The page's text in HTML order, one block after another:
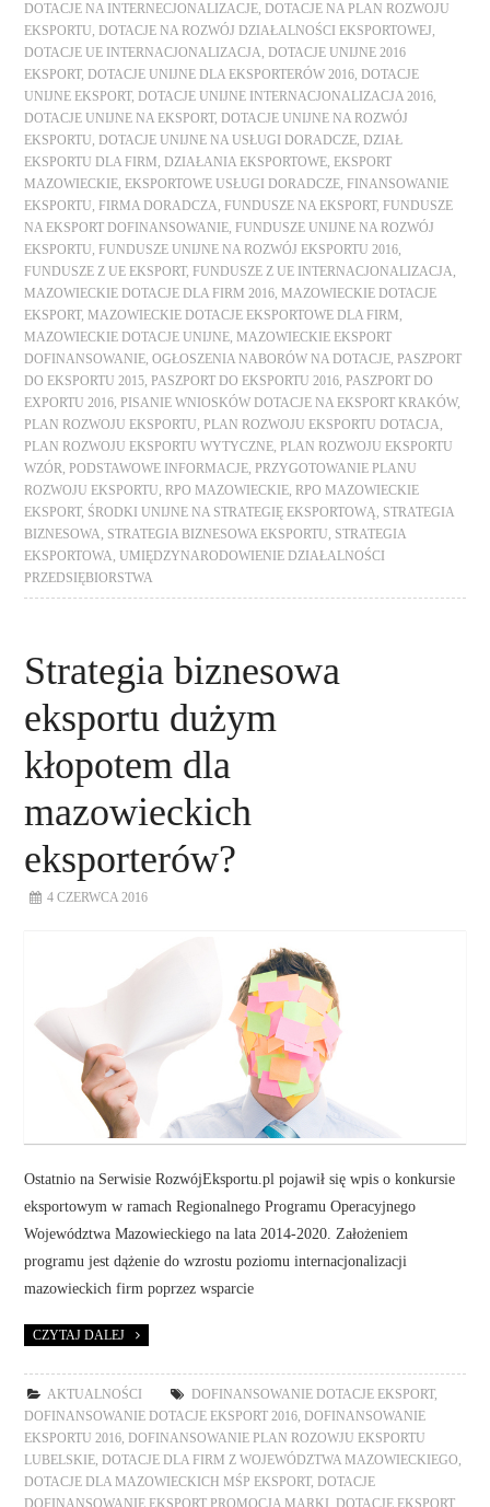
DOTACJE NA INTERNECJONALIZACJE ,DOTACJE NA PLAN ROZWOJU
EKSPORTU ,DOTACJE NA ROZWÓJ DZIAŁALNOŚCI EKSPORTOWEJ
DOTACJE UE INTERNACJONALIZACJA ,DOTACJE UNIJNE 2016
EKSPORT,DOTACJE UNIJNE DLA EKSPORTERÓW 2016 ,DOTACJE
UNIJNE EKSPORT,DOTACJE UNIJNE INTERNACJONALIZACJA 2016
DOTACJE UNIJNE NA EKSPORT,DOTACJE UNIJNE NA ROZWÓJ
EKSPORTU ,DOTACJE UNIJNE NA USŁUGI DORADCZE ,DZIAŁ
EKSPORTU DLA FIRM ,DZIAŁANIA EKSPORTOWE ,EKSPORT
MAZOWIECKIE ,EKSPORTOWE USŁUGI DORADCZE ,FINANSOWANIE
EKSPORTU ,FIRMA DORADCZA ,FUNDUSZE NA EKSPORT,FUNDUSZE
NA EKSPORT DOFINANSOWANIE ,FUNDUSZE UNIJNE NA ROZWÓJ
EKSPORTU ,FUNDUSZE UNIJNE NA ROZWÓJ EKSPORTU 2016
FUNDUSZE Z UE EKSPORT,FUNDUSZE Z UE INTERNACJONALIZACJA
MAZOWIECKIE DOTACJE DLA FIRM 2016 ,MAZOWIECKIE DOTACJE
EKSPORT,MAZOWIECKIE DOTACJE EKSPORTOWE DLA FIRM
MAZOWIECKIE DOTACJE UNIJNE ,MAZOWIECKIE EKSPORT
DOFINANSOWANIE ,OGŁOSZENIA NABORÓW NA DOTACJE ,PASZPORT
DO EKSPORTU 2015 ,PASZPORT DO EKSPORTU 2016 ,PASZPORT DO
EXPORTU 2016 ,PISANIE WNIOSKÓW DOTACJE NA EKSPORT KRAKÓW,
PLAN ROZWOJU EKSPORTU ,PLAN ROZWOJU EKSPORTU DOTACJA
PLAN ROZWOJU EKSPORTU WYTYCZNE ,PLAN ROZWOJU EKSPORTU
WZÓR ,PODSTAWOWE INFORMACJE ,PRZYGOTOWANIE PLANU
ROZWOJU EKSPORTU ,RPO MAZOWIECKIE ,RPO MAZOWIECKIE
EKSPORT, ŚRODKI UNIJNE NA STRATEGIĘ EKSPORTOWĄ
STRATEGIA
BIZNESOWA
STRATEGIA BIZNESOWA EKSPORTU
STRATEGIA
EKSPORTOWA ,UMIĘDZYNARODOWIENIE DZIAŁALNOŚCI
PRZEDSIĘBIORSTWA
Strategia biznesowa
eksportu dużym
kłopotem dla
mazowieckich
eksporterów?
4 CZERWCA 2016
Ostatnio na Serwisie RozwójEksportu.pl pojawił się wpis o konkursie
eksportowym w ramach Regionalnego Programu Operacyjnego
Województwa Mazowieckiego na lata 2014-2020. Założeniem
programu jest dążenie do wzrostu poziomu internacjonalizacji
mazowieckich firm poprzez wsparcie
CZYTAJ DALEJ
AKTUALNOŚCI DOFINANSOWANIE DOTACJE EKSPORT,
DOFINANSOWANIE DOTACJE EKSPORT 2016
DOFINANSOWANIE
EKSPORTU 2016
DOFINANSOWANIE PLAN ROZOWJU EKSPORTU
LUBELSKIE
DOTACJE DLA FIRM Z WOJEWÓDZTWA MAZOWIECKIEGO
DOTACJE DLA MAZOWIECKICH MŚP EKSPORT,
DOTACJE
DOFINANSOWANIE EKSPORT PROMOCJA MARKI
DOTACJE EKSPORT